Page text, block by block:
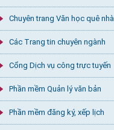
Chuyên trang Văn học quê nhà
Các Trang tin chuyên ngành
Cổng Dịch vụ công trực tuyến
Phần mềm Quản lý văn bản
Phần mềm đăng ký, xếp lịch